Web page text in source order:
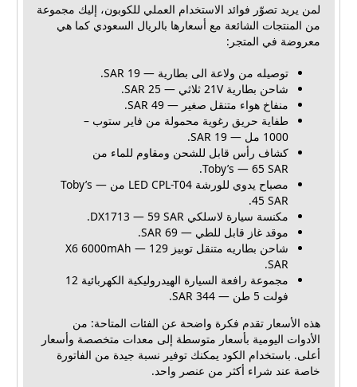
لمن يريد تصوّر فوائد الاستخدام العملي للكوبون، إليك مجموعة
من المنتجات الشائعة مع أسعارها بالريال السعودي كما هي
معروضة في المتجر:
توصيله من ولاعة الى بطارية — 19 SAR.
شاحن بطارية 21V ثلاثي — 25 SAR.
منفاخ هواء متنقل صغير — 49 SAR.
طفاية حريق رغوية محمولة من فاير ستوب –
1000 مل — 19 SAR.
كشاف رأس قابل للشحن ومقاوم للماء من
Toby’s — 65 SAR.
مصباح يدوي للورشة LED CPL-T04 من Toby’s —
45 SAR.
مكنسة سيارة لاسلكي DX1713 — 59 SAR.
موقد غاز قابل للطي — 69 SAR.
شاحن بطاريه متنقل توبيز X6 6000mAh — 129
SAR.
مجموعة رافعة السيارة الهيدروليكية الكهربائية 12
فولت 5 طن — 344 SAR.
هذه الأسعار تقدم فكرة واضحة عن الفئات المتاحة: من
الأدوات اليومية بأسعار متوسطة إلى معدات متخصصة وأسعار
أعلى. باستخدام الكود يمكنك توفير نسبة جيدة من الفاتورة
خاصة عند شراء أكثر من عنصر واحد.